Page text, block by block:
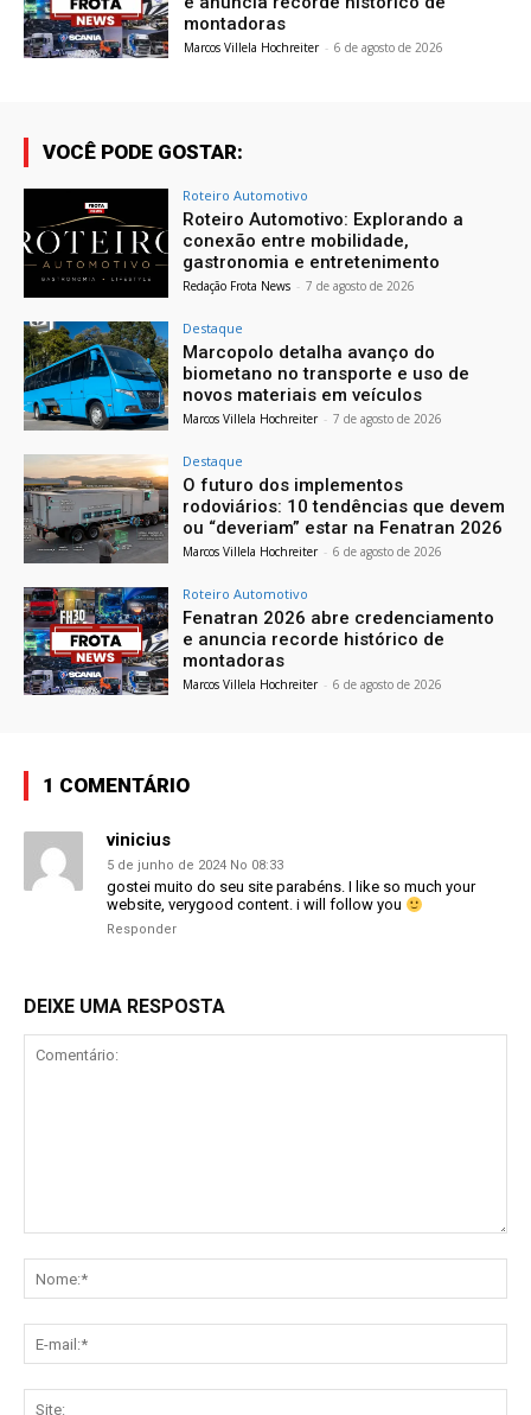
montadoras
Marcos Villela Hochreiter - 6 de agosto de 2026
VOCÊ PODE GOSTAR:
Roteiro Automotivo
Roteiro Automotivo: Explorando a
conexão entre mobilidade,
gastronomia e entretenimento
Redação Frota News - 7 de agosto de 2026
Destaque
Marcopolo detalha avanço do
biometano no transporte e uso de
novos materiais em veículos
Marcos Villela Hochreiter - 7 de agosto de 2026
Destaque
O futuro dos implementos
rodoviários: 10 tendências que devem
ou “deveriam” estar na Fenatran 2026
Marcos Villela Hochreiter - 6 de agosto de 2026
Roteiro Automotivo
Fenatran 2026 abre credenciamento
e anuncia recorde histórico de
montadoras
Marcos Villela Hochreiter - 6 de agosto de 2026
1 COMENTÁRIO
vinicius
5 de junho de 2024 No 08:33
gostei muito do seu site parabéns. I like so much your
website, verygood content. i will follow you
Responder
DEIXE UMA RESPOSTA